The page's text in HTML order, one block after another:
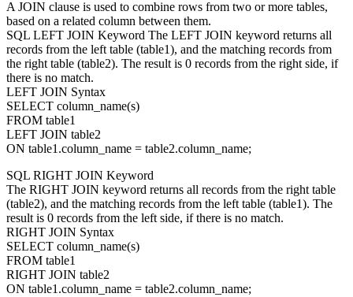
A JOIN clause is used to combine rows from two or more tables,
based on a related column between them.
SQL LEFT JOIN Keyword The LEFT JOIN keyword returns all
records from the left table (table1), and the matching records from
the right table (table2). The result is 0 records from the right side, if
there is no match.
LEFT JOIN Syntax
SELECT column_name(s)
FROM table1
LEFT JOIN table2
ON table1.column_name = table2.column_name;
SQL RIGHT JOIN Keyword
The RIGHT JOIN keyword returns all records from the right table
(table2), and the matching records from the left table (table1). The
result is 0 records from the left side, if there is no match.
RIGHT JOIN Syntax
SELECT column_name(s)
FROM table1
RIGHT JOIN table2
ON table1.column_name = table2.column_name;